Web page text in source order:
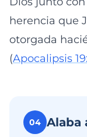
herencia que
otorgada
(Apocalipsis
04 Alaba